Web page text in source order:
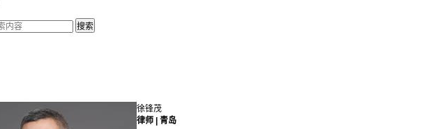
徐锋茂
律师 | 青岛